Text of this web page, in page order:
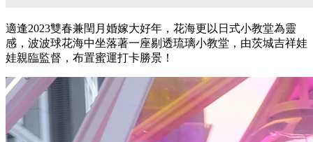
適逢2023雙春兼閏月婚嫁大好年，花海更以日式小教堂為靈
感，波波球花海中坐落著一座剔透琉璃小教堂，由茨城吉祥娃
娃親臨監督，布置蜜運打卡勝景！